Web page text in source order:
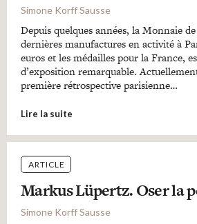
Simone Korff Sausse
Depuis quelques années, la Monnaie
dernières manufactures en activité à
euros et les médailles pour la France,
d’exposition remarquable.
première rétrospective parisienne…
Lire la suite
ARTICLE
Markus Lüpertz. Oser la
Simone Korff Sausse